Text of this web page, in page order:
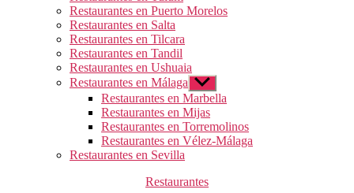
Restaurantes en Puerto Morelos
Restaurantes en Salta
Restaurantes en Tilcara
Restaurantes en Tandil
Restaurantes en Ushuaia
Restaurantes en Málaga Mostrar
el
submenú
Restaurantes en Marbella
Restaurantes en Mijas
Restaurantes en Torremolinos
Restaurantes en Vélez-Málaga
Restaurantes en Sevilla
Categorías
Restaurantes